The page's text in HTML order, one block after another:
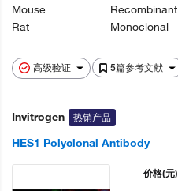
高级验证 5篇参考文献
Mouse
Rat
Recombinant
Monoclonal
Invitrogen 热销产品
HES1 Polyclonal Antibody
价格(元)